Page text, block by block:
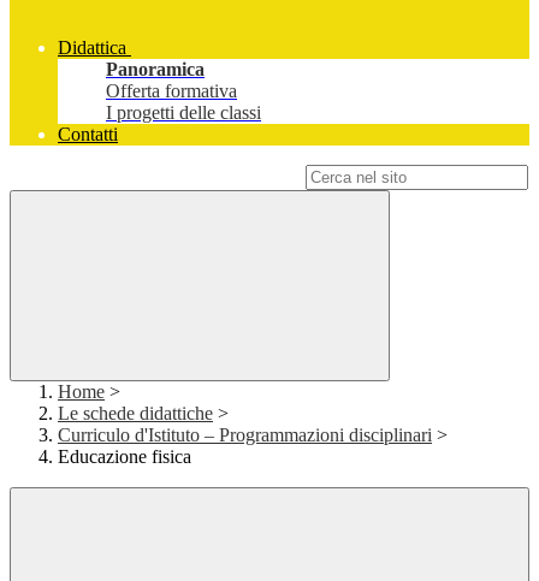
Didattica
Panoramica
Offerta formativa
I progetti delle classi
Contatti
Home >
Le schede didattiche >
Curriculo d'Istituto – Programmazioni disciplinari >
Educazione fisica